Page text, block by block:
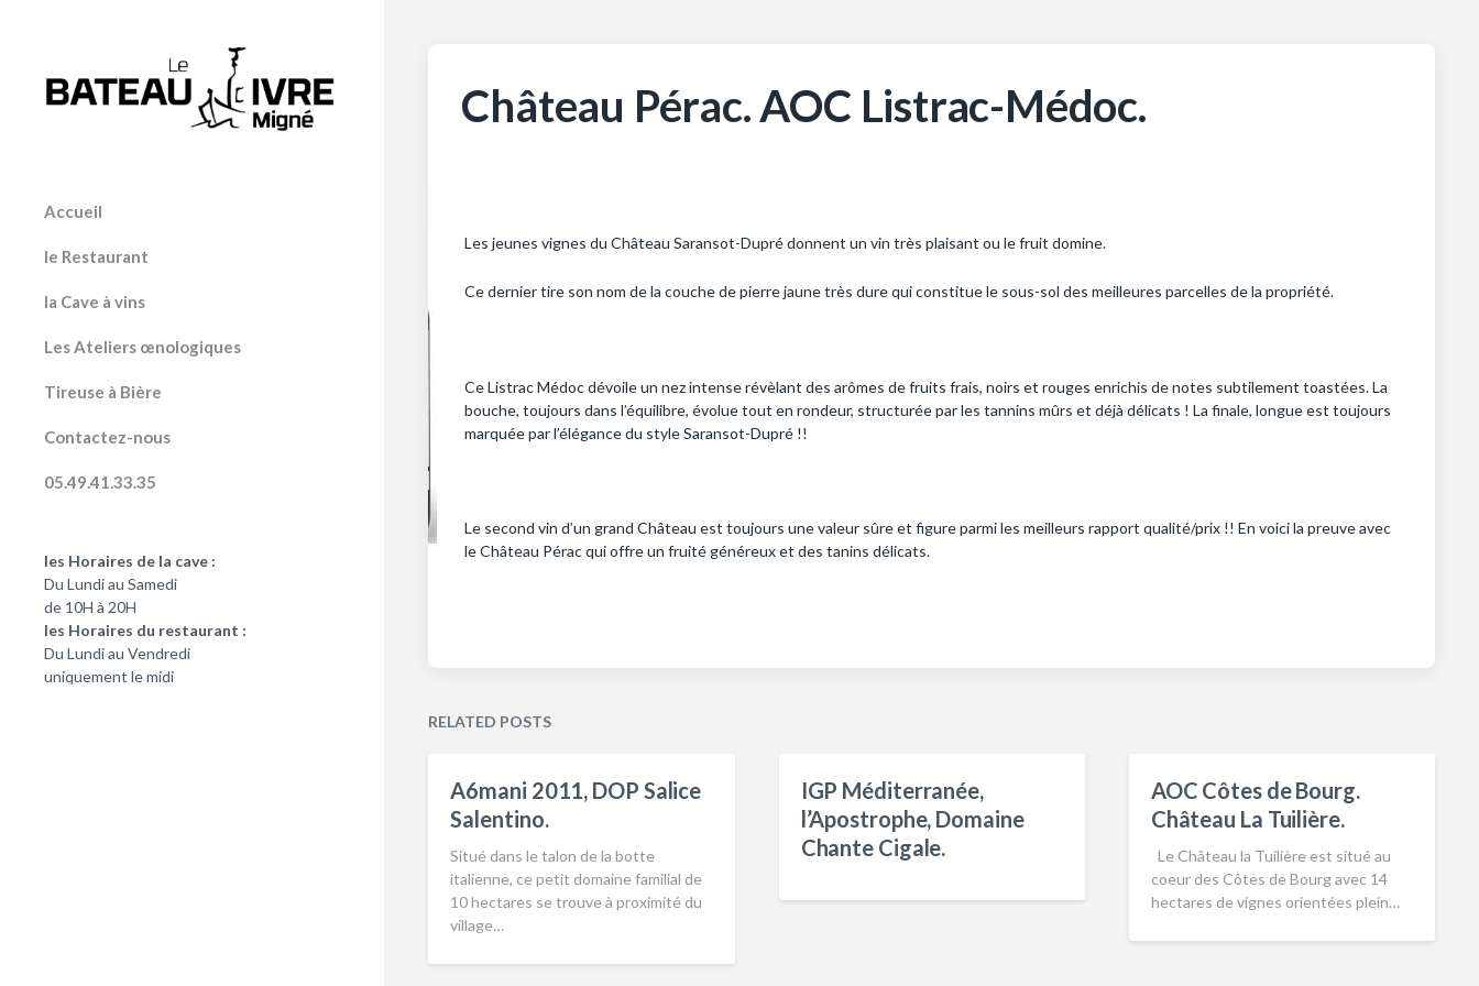
Accueil
le Restaurant
la Cave à vins
Les Ateliers œnologiques
Tireuse à Bière
Contactez-nous
05.49.41.33.35
les Horaires de la cave :
Du Lundi au Samedi
de 10H à 20H
les Horaires du restaurant :
Du Lundi au Vendredi
uniquement le midi
Château Pérac. AOC Listrac-Médoc.
Les jeunes vignes du Château Saransot-Dupré donnent un vin très plaisant ou le fruit domine.
Ce dernier tire son nom de la couche de pierre jaune très dure qui constitue le sous-sol des meilleures parcelles de la propriété.
Ce Listrac Médoc dévoile un nez intense révèlant des arômes de fruits frais, noirs et rouges enrichis de notes subtilement toastées. La
bouche, toujours dans l’équilibre, évolue tout en rondeur, structurée par les tannins mûrs et déjà délicats ! La finale, longue est toujours
marquée par l’élégance du style Saransot-Dupré !!
Le second vin d’un grand Château est toujours une valeur sûre et figure parmi les meilleurs rapport qualité/prix !! En voici la preuve avec
le Château Pérac qui offre un fruité généreux et des tanins délicats.
RELATED POSTS
A6mani 2011, DOP Salice
Salentino.
Situé dans le talon de la botte
italienne, ce petit domaine familial de
10 hectares se trouve à proximité du
village…
IGP Méditerranée,
l’Apostrophe, Domaine
Chante Cigale.
AOC Côtes de Bourg.
Château La Tuilière.
Le Château la Tuilière est situé au
coeur des Côtes de Bourg avec 14
hectares de vignes orientées plein…